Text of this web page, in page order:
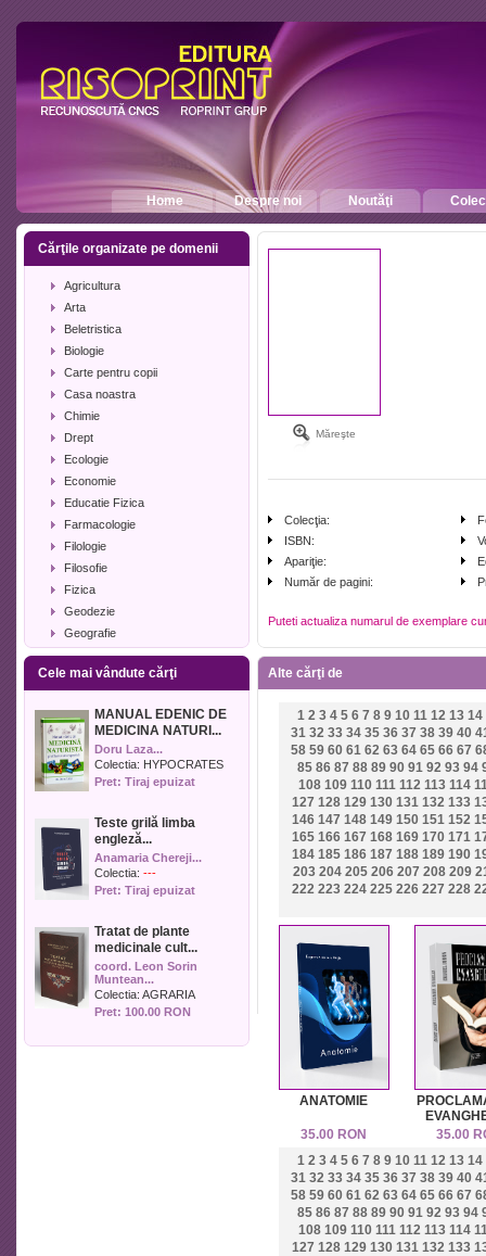
Home Despre noi Noutăţi
Cărţile organizate pe domenii
Agricultura
Arta
Beletristica
Biologie
Carte pentru copii
Casa noastra
Chimie
Drept
Ecologie
Economie
Educatie Fizica
Farmacologie
Filologie
Filosofie
Fizica
Geodezie
Geografie
Geologie
Industrie alimentara
Istorie
Istorie literara
Lexicologie
Management
Matematica
Media
Medicina umana
Medicina veterinara
Muzica
Pedagogie
Politica
Psihologie
Sport
Cele mai vândute cărţi
MANUAL EDENIC DE
MEDICINA NATURI...
Doru Laza...
Colectia: HYPOCRATES
Pret: Tiraj epuizat
Teste grilă limba
engleză...
Anamaria Chereji...
Colectia: ---
Pret: Tiraj epuizat
Tratat de plante
medicinale cult...
coord. Leon Sorin
Muntean...
Colectia: AGRARIA
Pret: 100.00 RON
Măreşte
Colecţia:
ISBN:
Apariţie:
Număr de pagini:
Puteti actualiza numarul de exemplare
Alte cărţi de
1 2 3 4 5 6 7 8 9 10 11 12 13 14
31 32 33 34 35 36 37 38 39 40
58 59 60 61 62 63 64 65 66 67
85 86 87 88 89 90 91 92 93 94
108 109 110 111 112 113 114
127 128 129 130 131 132 133
146 147 148 149 150 151 152
165 166 167 168 169 170 171
184 185 186 187 188 189 190
203 204 205 206 207 208 209
222 223 224 225 226 227 228
ANATOMIE
35.00 RON
35.00
1 2 3 4 5 6 7 8 9 10 11 12 13 14
31 32 33 34 35 36 37 38 39 40
58 59 60 61 62 63 64 65 66 67
85 86 87 88 89 90 91 92 93 94
108 109 110 111 112 113 114
127 128 129 130 131 132 133